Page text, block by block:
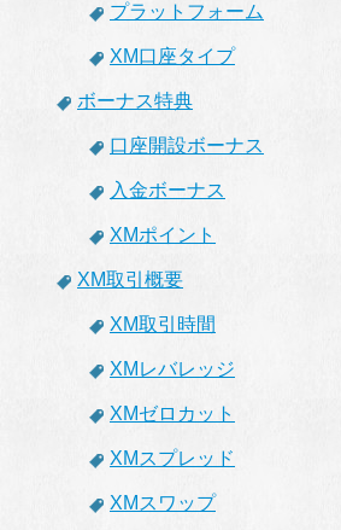
プラットフォーム
XM口座タイプ
ボーナス特典
口座開設ボーナス
入金ボーナス
XMポイント
XM取引概要
XM取引時間
XMレバレッジ
XMゼロカット
XMスプレッド
XMスワップ